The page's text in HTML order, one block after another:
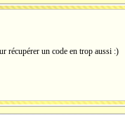
récupérer un code en trop aussi :)